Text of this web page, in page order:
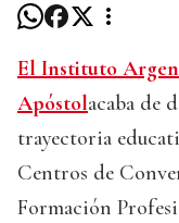
El Instituto
Apóstolacaba de
trayectoria
Centros de
Formación